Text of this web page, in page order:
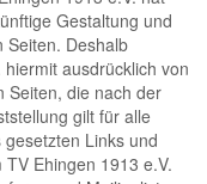
Gestaltung und
Seiten. Deshalb
ausdrücklich von
Seiten, die nach der
gilt für alle
Links und
Ehingen 1913 e.V.